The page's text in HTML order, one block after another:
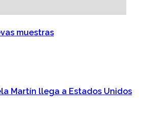
muestras
Martín llega a Estados Unidos